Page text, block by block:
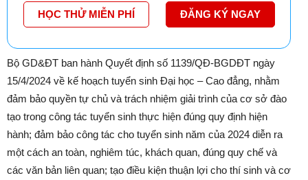
HỌC THỬ MIỄN PHÍ ĐĂNG KÝ NGAY
Bộ GD&ĐT ban hành Quyết định số 1139/QĐ-BGDĐT ngày
15/4/2024 về kế hoạch tuyển sinh Đại học – Cao đẳng, nhằm
đảm bảo quyền tự chủ và trách nhiệm giải trình của cơ sở đào
tạo trong công tác tuyển sinh thực hiện đúng quy định hiện
hành; đảm bảo công tác cho tuyển sinh năm của 2024 diễn ra
một cách an toàn, nghiêm túc, khách quan, đúng quy chế và
các văn bản liên quan; tạo điều kiện thuận lợi cho thí sinh và cơ